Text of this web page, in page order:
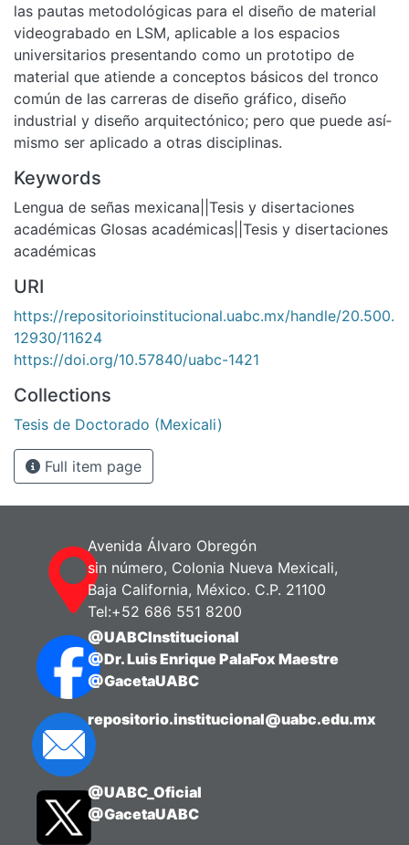
las pautas metodológicas para el diseño de material
videograbado en LSM, aplicable a los espacios
universitarios presentando como un prototipo de
material que atiende a conceptos básicos del tronco
común de las carreras de diseño gráfico, diseño
industrial y diseño arquitectónico; pero que puede así­
mismo ser aplicado a otras disciplinas.
Keywords
Lengua de señas mexicana||Tesis y disertaciones
académicas Glosas académicas||Tesis y disertaciones
académicas
URI
https://repositorioinstitucional.uabc.mx/handle/20.500.
12930/11624
https://doi.org/10.57840/uabc-1421
Collections
Tesis de Doctorado (Mexicali)
Full item page
Avenida Álvaro Obregón
sin número, Colonia Nueva Mexicali,
Baja California, México. C.P. 21100
Tel:+52 686 551 8200
@UABCInstitucional
@Dr. Luis Enrique PalaFox Maestre
@GacetaUABC
repositorio.institucional@uabc.edu.mx
@UABC_Oficial
@GacetaUABC